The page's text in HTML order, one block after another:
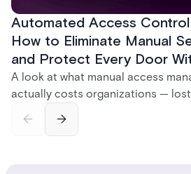
Automated Access Control
How to Eliminate Manual
and Protect Every Door
A look at what manual access
actually costs organizations —
— and how Acre's automated